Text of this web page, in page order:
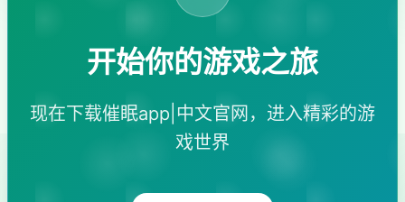
开始你的游戏之旅
现在下载催眠app|中文官网，进入精彩的游
戏世界